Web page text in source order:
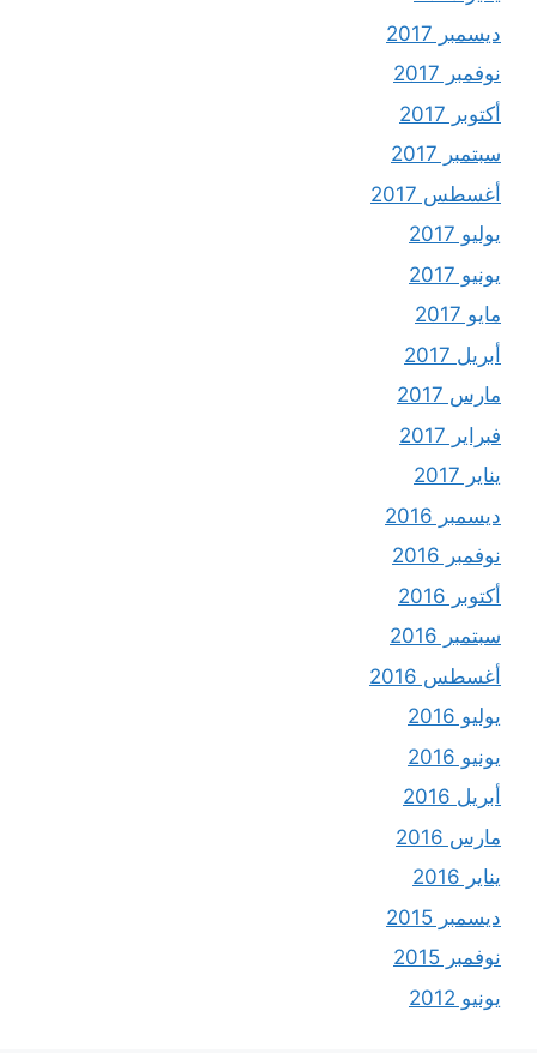
ديسمبر 2017
نوفمبر 2017
أكتوبر 2017
سبتمبر 2017
أغسطس 2017
يوليو 2017
يونيو 2017
مايو 2017
أبريل 2017
مارس 2017
فبراير 2017
يناير 2017
ديسمبر 2016
نوفمبر 2016
أكتوبر 2016
سبتمبر 2016
أغسطس 2016
يوليو 2016
يونيو 2016
أبريل 2016
مارس 2016
يناير 2016
ديسمبر 2015
نوفمبر 2015
يونيو 2012